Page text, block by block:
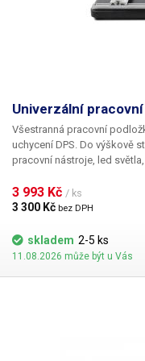
Univerzální
Všestranná pracovní
uchycení DPS. Do výškově
pracovní nástroje, led
3 993 Kč / ks
3 300 Kč bez DPH
skladem 2-5 ks
11.08.2026 může být u Vás